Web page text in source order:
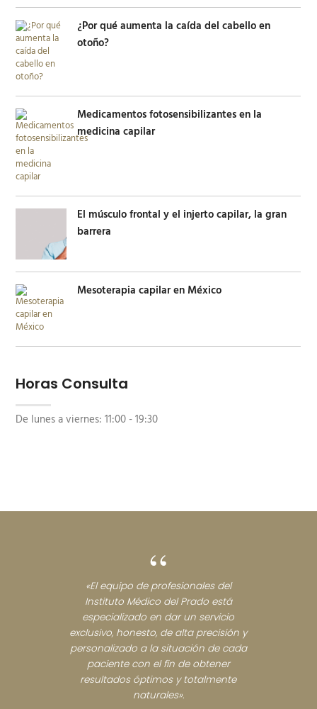
¿Por qué aumenta la caída del cabello en
otoño?
Medicamentos fotosensibilizantes en la
medicina capilar
El músculo frontal y el injerto capilar, la gran
barrera
Mesoterapia capilar en México
Horas Consulta
De lunes a viernes: 11:00 - 19:30
“
«El equipo de profesionales del
Instituto Médico del Prado está
especializado en dar un servicio
exclusivo, honesto, de alta precisión y
personalizado a la situación de cada
paciente con el fin de obtener
resultados óptimos y totalmente
naturales».